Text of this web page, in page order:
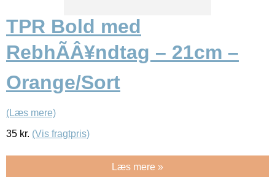
TPR Bold med
RebhÃÂ¥ndtag – 21cm –
Orange/Sort
(Læs mere)
35 kr. (Vis fragtpris)
Læs mere »